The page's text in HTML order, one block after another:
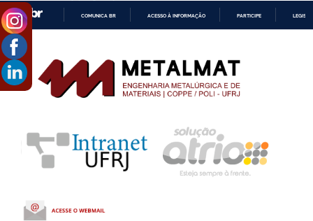
CONTEÚDO
COMUNICA BR ACESSO À INFORMAÇÃO PARTICIPE